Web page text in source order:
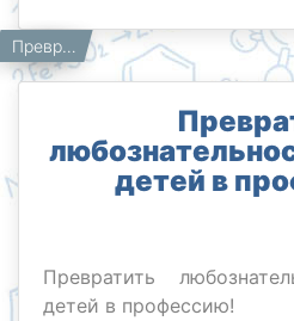
Главная
Работникам
Новости Превратить любознательность и интерес детей в профессию!
детей в
Превратить
детей в профессию!